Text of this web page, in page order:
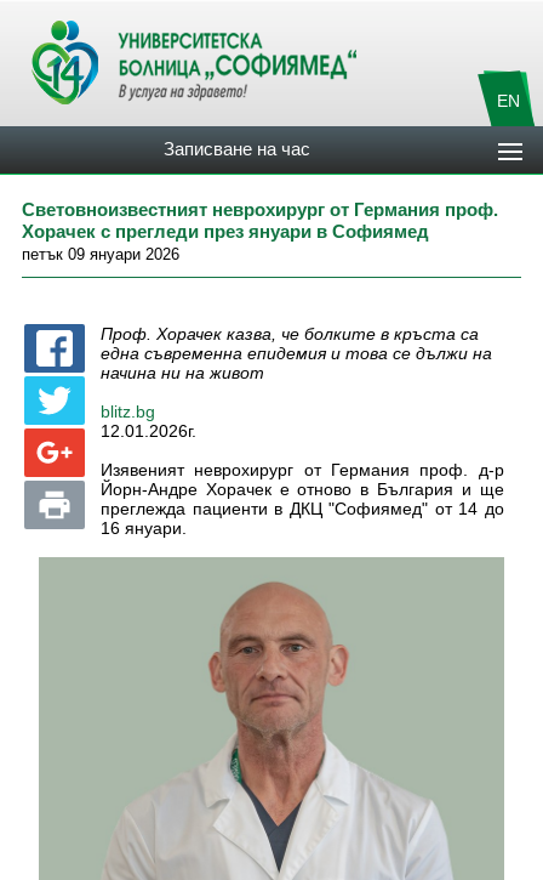
EN
Записване на час
Световноизвестният неврохирург от Германия проф.
Хорачек с прегледи през януари в Софиямед
петък 09 януари 2026
Проф. Хорачек казва, че болките в кръста са
една съвременна епидемия и това се дължи на
начина ни на живот
blitz.bg
12.01.2026г.
Изявеният неврохирург от Германия проф. д-р
Йорн-Андре Хорачек е отново в България и ще
преглежда пациенти в ДКЦ "Софиямед" от 14 до
16 януари.